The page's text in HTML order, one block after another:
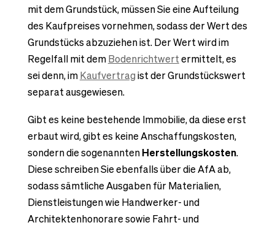
mit dem Grundstück, müssen Sie eine Aufteilung
des Kaufpreises vornehmen, sodass der Wert des
Grundstücks abzuziehen ist. Der Wert wird im
Regelfall mit demBodenrichtwertermittelt, es
sei denn, imKaufvertragist der Grundstückswert
separat ausgewiesen.
Gibt es keine bestehende Immobilie, da diese erst
erbaut wird, gibt es keine Anschaffungskosten,
sondern die sogenanntenHerstellungskosten.
Diese schreiben Sie ebenfalls über die AfA ab,
sodass sämtliche Ausgaben für Materialien,
Dienstleistungen wie Handwerker- und
Architektenhonorare sowie Fahrt- und